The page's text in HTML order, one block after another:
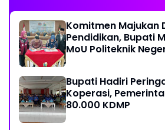
Komitmen Majukan
Pendidikan, Bupati
MoU Politeknik
Bupati Hadiri
Koperasi,
80.000 KDMP